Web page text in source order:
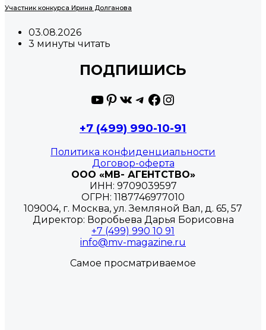
Участник конкурса Ирина Долганова
03.08.2026
3 минуты читать
ПОДПИШИСЬ
YouTube
Pinterest
ВКонтакте
Telegram
Facebook
Instagram
+7 (499) 990-10-91
Политика конфиденциальности
Договор-оферта
ООО «МВ- АГЕНТСТВО»
ИНН: 9709039597
ОГРН: 1187746977010
109004, г. Москва, ул. Земляной Вал, д. 65, 57
Директор: Воробьева Дарья Борисовна
+7 (499) 990 10 91
info@mv-magazine.ru
Самое просматриваемое